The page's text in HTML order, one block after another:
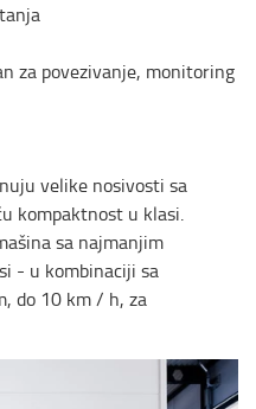
za povezivanje, monitoring
velike nosivosti sa
kompaktnost u klasi.
sa najmanjim
- u kombinaciji sa
do 10 km / h, za